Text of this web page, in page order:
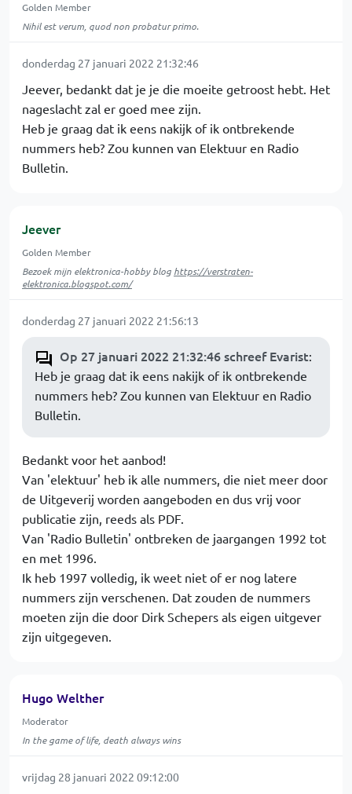
Golden Member
Nihil est verum, quod non probatur primo.
donderdag 27 januari 2022 21:32:46
Jeever, bedankt dat je je die moeite getroost hebt. Het
nageslacht zal er goed mee zijn.
Heb je graag dat ik eens nakijk of ik ontbrekende
nummers heb? Zou kunnen van Elektuur en Radio
Bulletin.
Jeever
Golden Member
Bezoek mijn elektronica-hobby blog https://verstraten-
elektronica.blogspot.com/
donderdag 27 januari 2022 21:56:13
Op 27 januari 2022 21:32:46 schreef Evarist:
Heb je graag dat ik eens nakijk of ik ontbrekende
nummers heb? Zou kunnen van Elektuur en Radio
Bulletin.
Bedankt voor het aanbod!
Van 'elektuur' heb ik alle nummers, die niet meer door
de Uitgeverij worden aangeboden en dus vrij voor
publicatie zijn, reeds als PDF.
Van 'Radio Bulletin' ontbreken de jaargangen 1992 tot
en met 1996.
Ik heb 1997 volledig, ik weet niet of er nog latere
nummers zijn verschenen. Dat zouden de nummers
moeten zijn die door Dirk Schepers als eigen uitgever
zijn uitgegeven.
Hugo Welther
Moderator
In the game of life, death always wins
vrijdag 28 januari 2022 09:12:00